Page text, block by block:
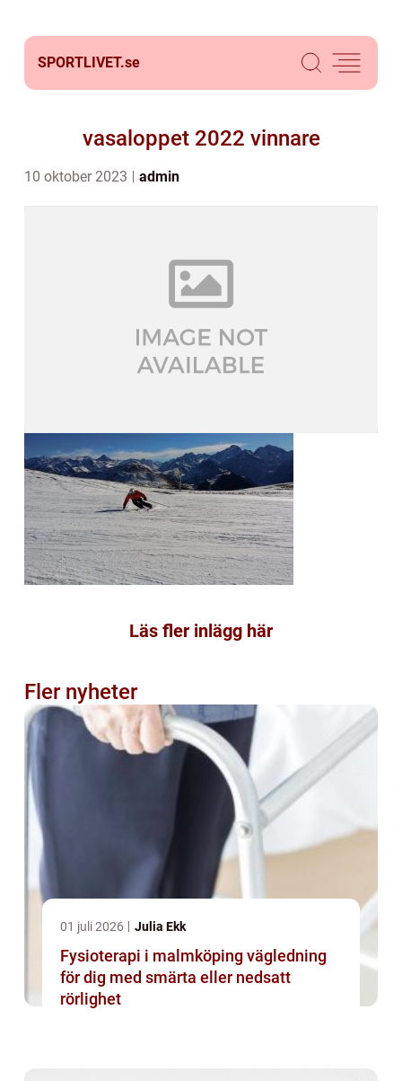
SPORTLIVET.se
vasaloppet 2022 vinnare
10 oktober 2023 admin
Läs fler inlägg här
Fler nyheter
01 juli 2026 Julia Ekk
Fysioterapi i malmköping vägledning
för dig med smärta eller nedsatt
rörlighet